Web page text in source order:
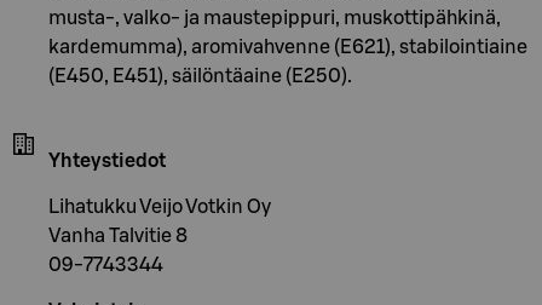
musta-, valko- ja maustepippuri, muskottipähkinä,
kardemumma), aromivahvenne (E621), stabilointiaine
(E450, E451), säilöntäaine (E250).
Yhteystiedot
Lihatukku Veijo Votkin Oy
Vanha Talvitie 8
09-7743344